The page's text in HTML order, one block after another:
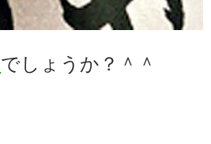
でしょうか？＾＾